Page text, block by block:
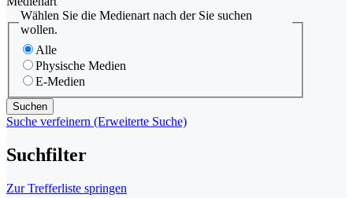
Wählen Sie die Medienart nach der Sie suchen
wollen.
Alle
Physische Medien
E-Medien
Suche verfeinern (Erweiterte Suche)
Suchfilter
Zur Trefferliste springen